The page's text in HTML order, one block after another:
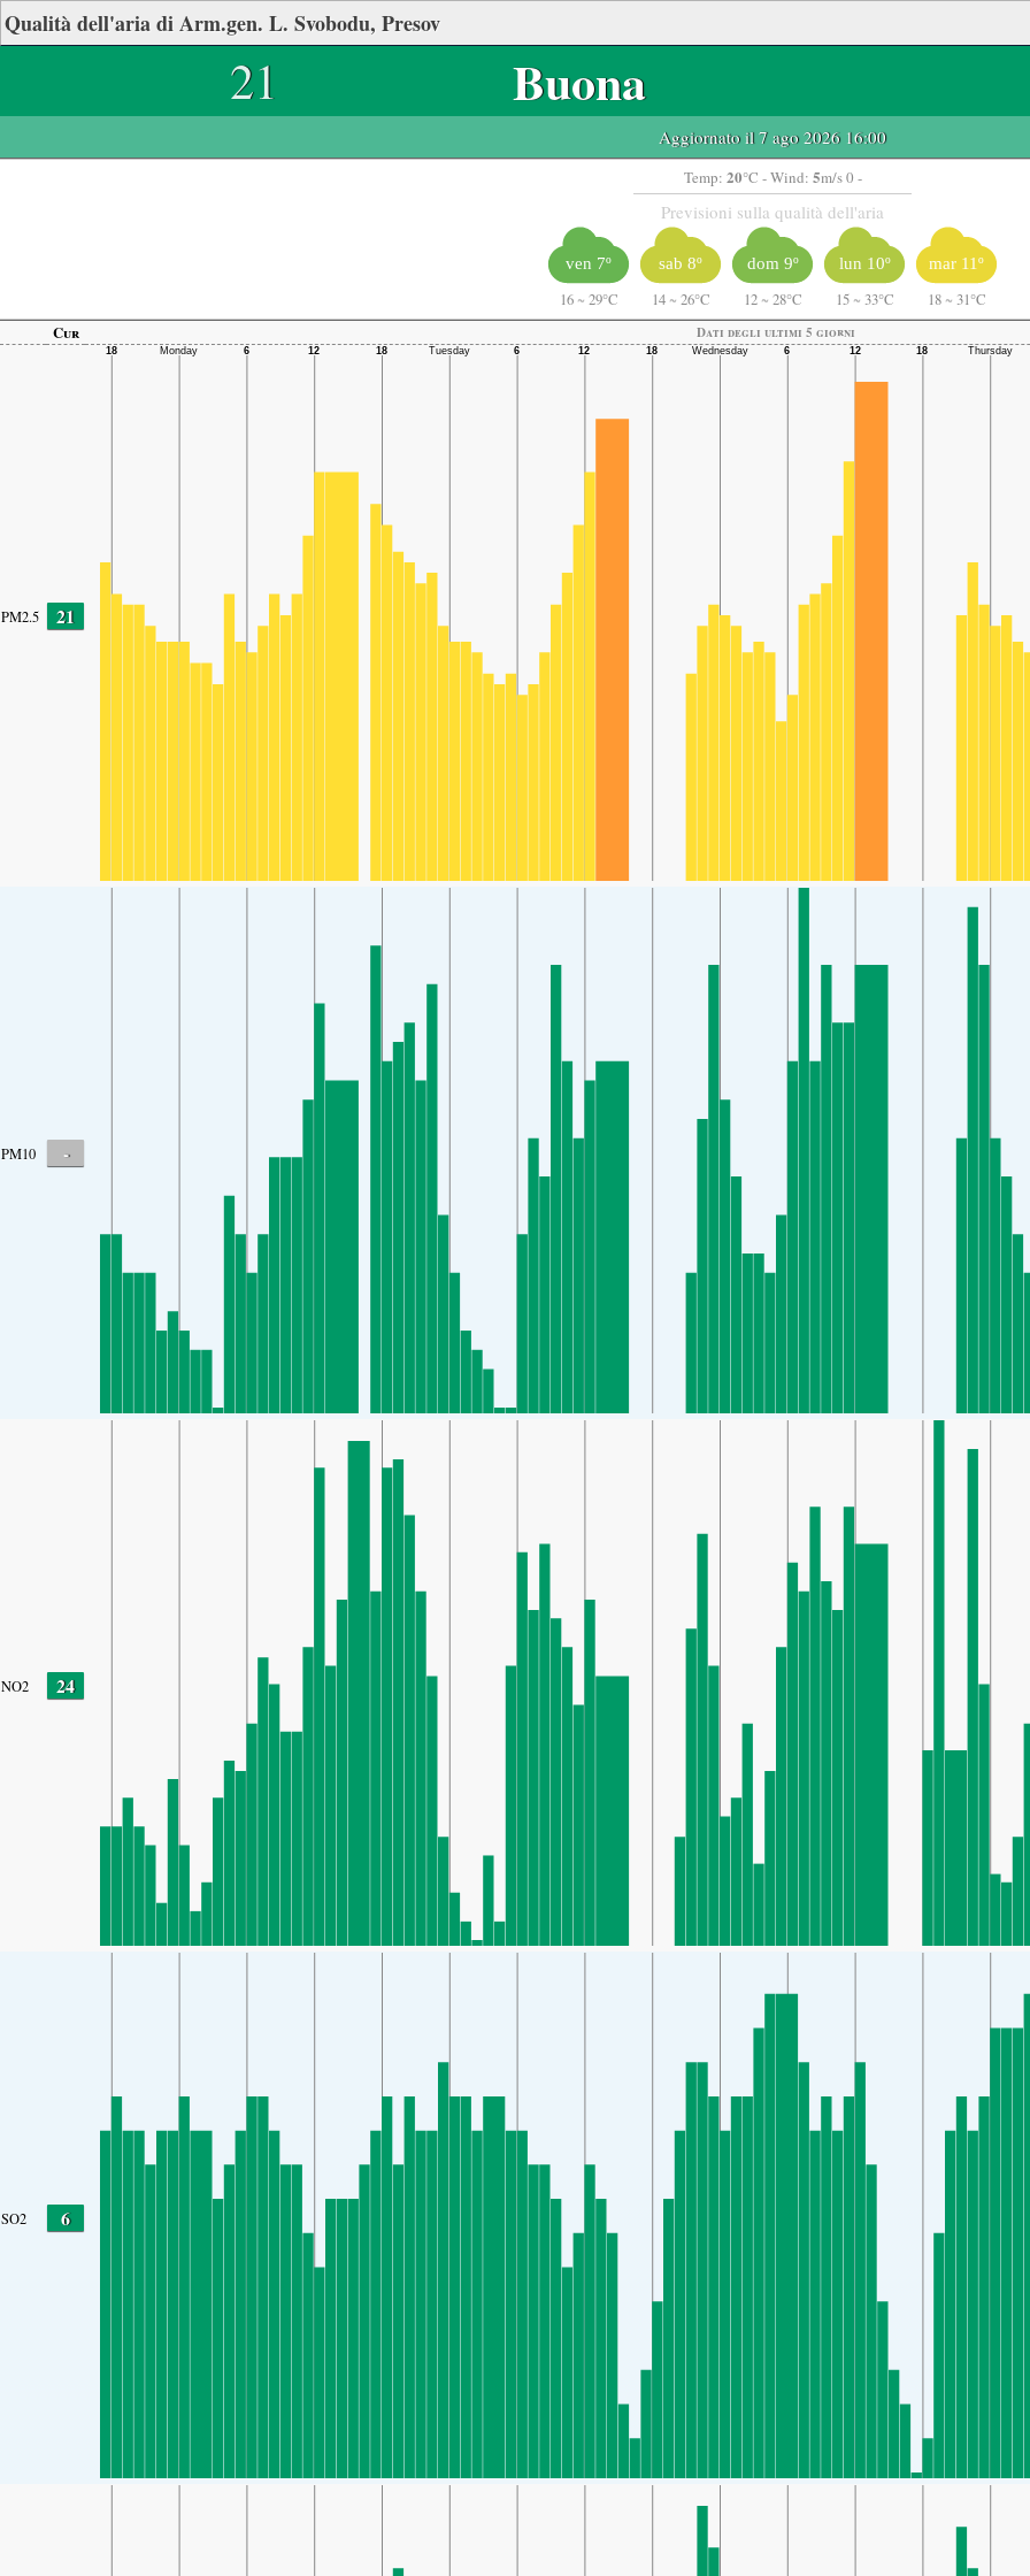
Qualità dell'aria di Arm.gen. L. Svobodu, Presov
21 Buona
Aggiornato il 7 ago 2026 16:00
Temp: 20°C - Wind: 5m/s 0 -
Previsioni sulla qualità dell'aria
ven 7º
16 ~ 29°C
sab 8º
14 ~ 26°C
dom 9º
12 ~ 28°C
lun 10º
15 ~ 33°C
mar 11º
18 ~ 31°C
Cur
Dati degli ultimi 5 giorni
PM2.5 21
PM10 -
NO2 24
SO2 6